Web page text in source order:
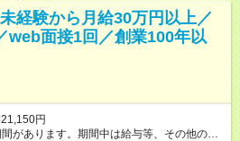
経験から月給30万円以上／
web面接1回／創業100年以
円
があります。期間中は給与等、その他の待